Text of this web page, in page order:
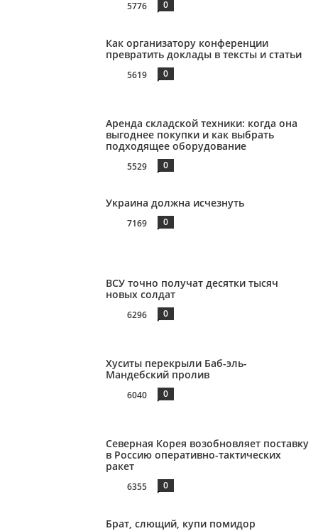
5776 0
Как организатору конференции
превратить доклады в тексты и статьи
5619 0
Аренда складской техники: когда она
выгоднее покупки и как выбрать
подходящее оборудование
5529 0
Украина должна исчезнуть
7169 0
ВСУ точно получат десятки тысяч
новых солдат
6296 0
Хуситы перекрыли Баб-эль-
Мандебский пролив
6040 0
Северная Корея возобновляет поставку
в Россию оперативно-тактических
ракет
6355 0
Брат, слющий, купи помидор